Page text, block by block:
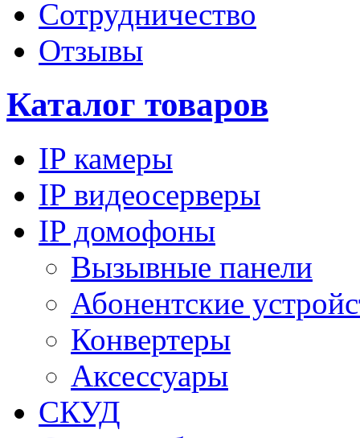
Сотрудничество
Отзывы
Каталог товаров
IP камеры
IP видеосерверы
IP домофоны
Вызывные панели
Абонентские
Конвертеры
Аксессуары
СКУД